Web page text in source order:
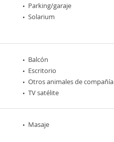
Parking/garaje
Solarium
Balcón
Escritorio
Otros animales de compañía
TV satélite
Masaje